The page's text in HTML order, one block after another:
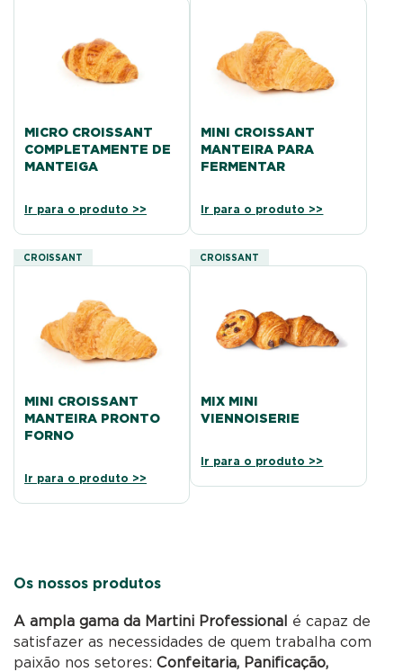
MICRO CROISSANT
COMPLETAMENTE DE
MANTEIGA
Ir para o produto >>
MINI CROISSANT
MANTEIRA PARA
FERMENTAR
Ir para o produto >>
CROISSANT
MINI CROISSANT
MANTEIRA PRONTO
FORNO
Ir para o produto >>
CROISSANT
MIX MINI
VIENNOISERIE
Ir para o produto >>
Os nossos produtos
A ampla gama da Martini Professional é capaz de
satisfazer as necessidades de quem trabalha com
paixão nos setores:Confeitaria, Panificação,